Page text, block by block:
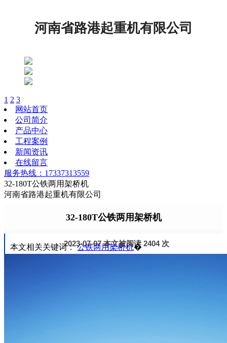
河南省路港起重机有限公司
1 2 3
网站首页
公司简介
产品中心
工程案例
新闻资讯
在线留言
服务热线：17337313559
32-180T公铁两用架桥机
河南省路港起重机有限公司
32-180T公铁两用架桥机
2023-07-07 本文被阅读 2404 次
本文相关关键词：公铁两用架桥机�